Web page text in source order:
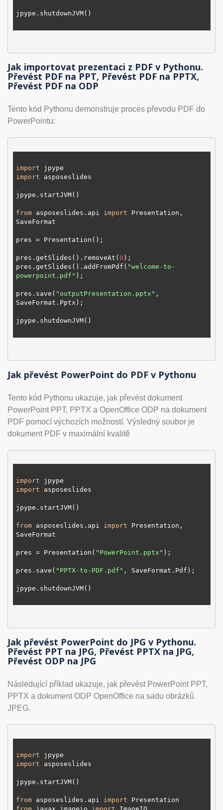
jpype.shutdownJVM()
Jak importovat prezentaci z PDF v Pythonu.
Převést PDF na PPT, Převést PDF na PPTX,
Převést PDF na ODP
Tento kód Pythonu demonstruje proces převodu PDF do
PowerPointu:
import
import asposeslides
jpype.startJVM()
from asposeslides.api import Presentation,
SaveFormat
pres = Presentation();
pres.getSlides().removeAt( 0 );
pres.getSlides().addFromPdf( "welcome-to-
powerpoint.pdf" );
pres.save( "outputPresentation.pptx" ,
SaveFormat.Pptx);
jpype.shutdownJVM()
Jak převést PowerPoint do PDF v Pythonu
Tento kód Pythonu ukazuje, jak převést dokument
PowerPoint PPT, PPTX a OpenOffice ODP na dokument
PDF pomocí výchozích možností. Výsledný soubor je
dokument PDF v maximální kvalitě
import
import asposeslides
jpype.startJVM()
from asposeslides.api import Presentation,
SaveFormat
pres = Presentation( "PowerPoint.pptx" );
pres.save( "PPTX-to-PDF.pdf" , SaveFormat.Pdf);
jpype.shutdownJVM()
Jak převést PowerPoint do JPG v Pythonu.
Převést PPT na JPG, Převést PPTX na JPG,
Převést ODP na JPG
Následující příklad ukazuje, jak převést PowerPoint PPT,
PPTX a dokument ODP OpenOffice na sadu obrázků
JPEG.
import
import asposeslides
jpype.startJVM()
from asposeslides.api import